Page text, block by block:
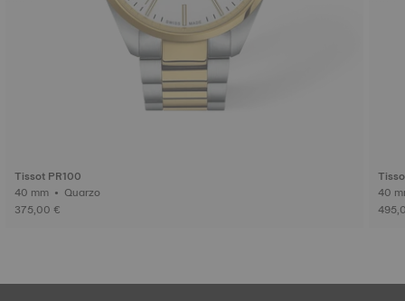
Tissot PR100
40 mm • Quarzo
375,00 €